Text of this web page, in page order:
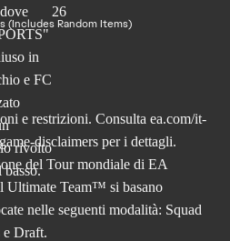
(Includes Random Items)
e restrizioni. Consulta ea.com/it-
disclaimers per i dettagli.
del Tour mondiale di EA
Team™ si basano
nelle seguenti modalità: Squad
e Draft.